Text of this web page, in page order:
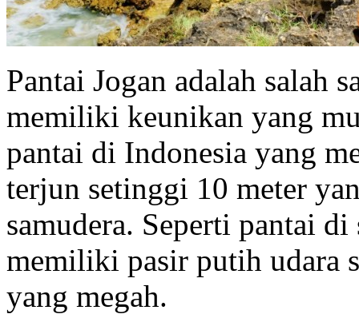
Pantai Jogan adalah salah
memiliki keunikan yang
pantai di Indonesia yang
terjun setinggi 10 meter
samudera. Seperti pantai
memiliki pasir putih udara
yang megah.